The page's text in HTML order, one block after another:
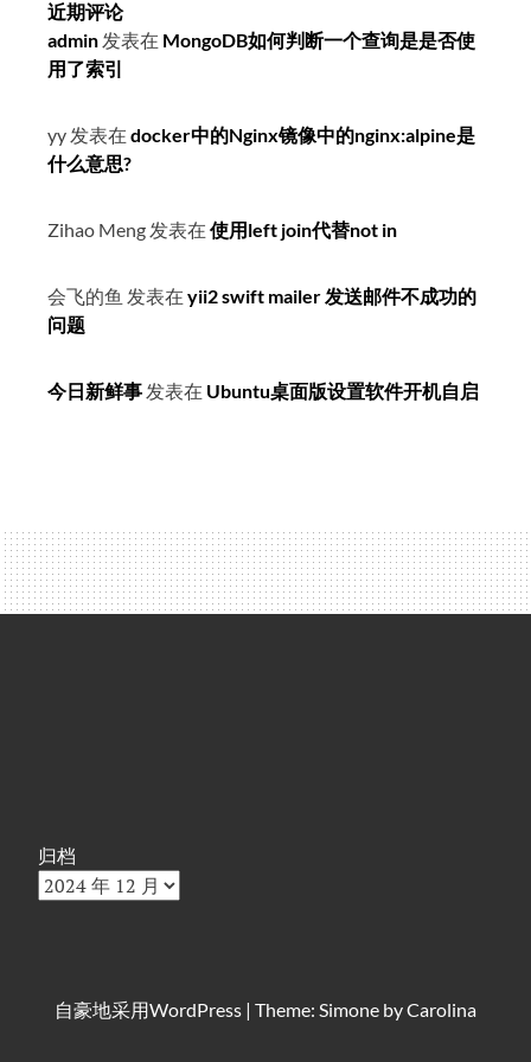
近期评论
admin 发表在 MongoDB如何判断一个查询是是否使
用了索引
yy 发表在 docker中的Nginx镜像中的nginx:alpine是
什么意思?
Zihao Meng 发表在 使用left join代替not in
会飞的鱼 发表在 yii2 swift mailer 发送邮件不成功的
问题
今日新鲜事 发表在 Ubuntu桌面版设置软件开机自启
归档
自豪地采用WordPress | Theme: Simone byCarolina